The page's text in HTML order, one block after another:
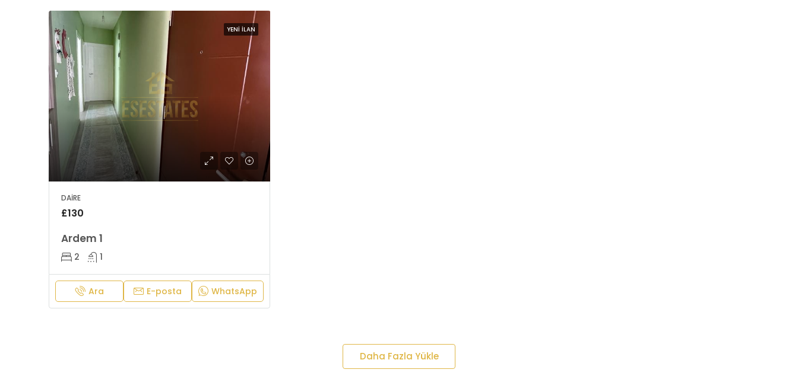
YENI İLAN
DAIRE
£130
Ardem 1
2 1
Ara E-posta WhatsApp
Daha Fazla Yükle